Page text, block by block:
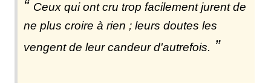
Ceux qui ont cru trop facilement jurent de
ne plus croire à rien ; leurs doutes les
vengent de leur candeur d'autrefois.